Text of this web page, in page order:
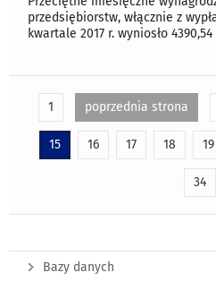
przedsiębiorstw, włącznie z
kwartale 2017 r. wyniosło 4390,54
1 poprzednia strona
15 16 17 18 19
34
Bazy danych